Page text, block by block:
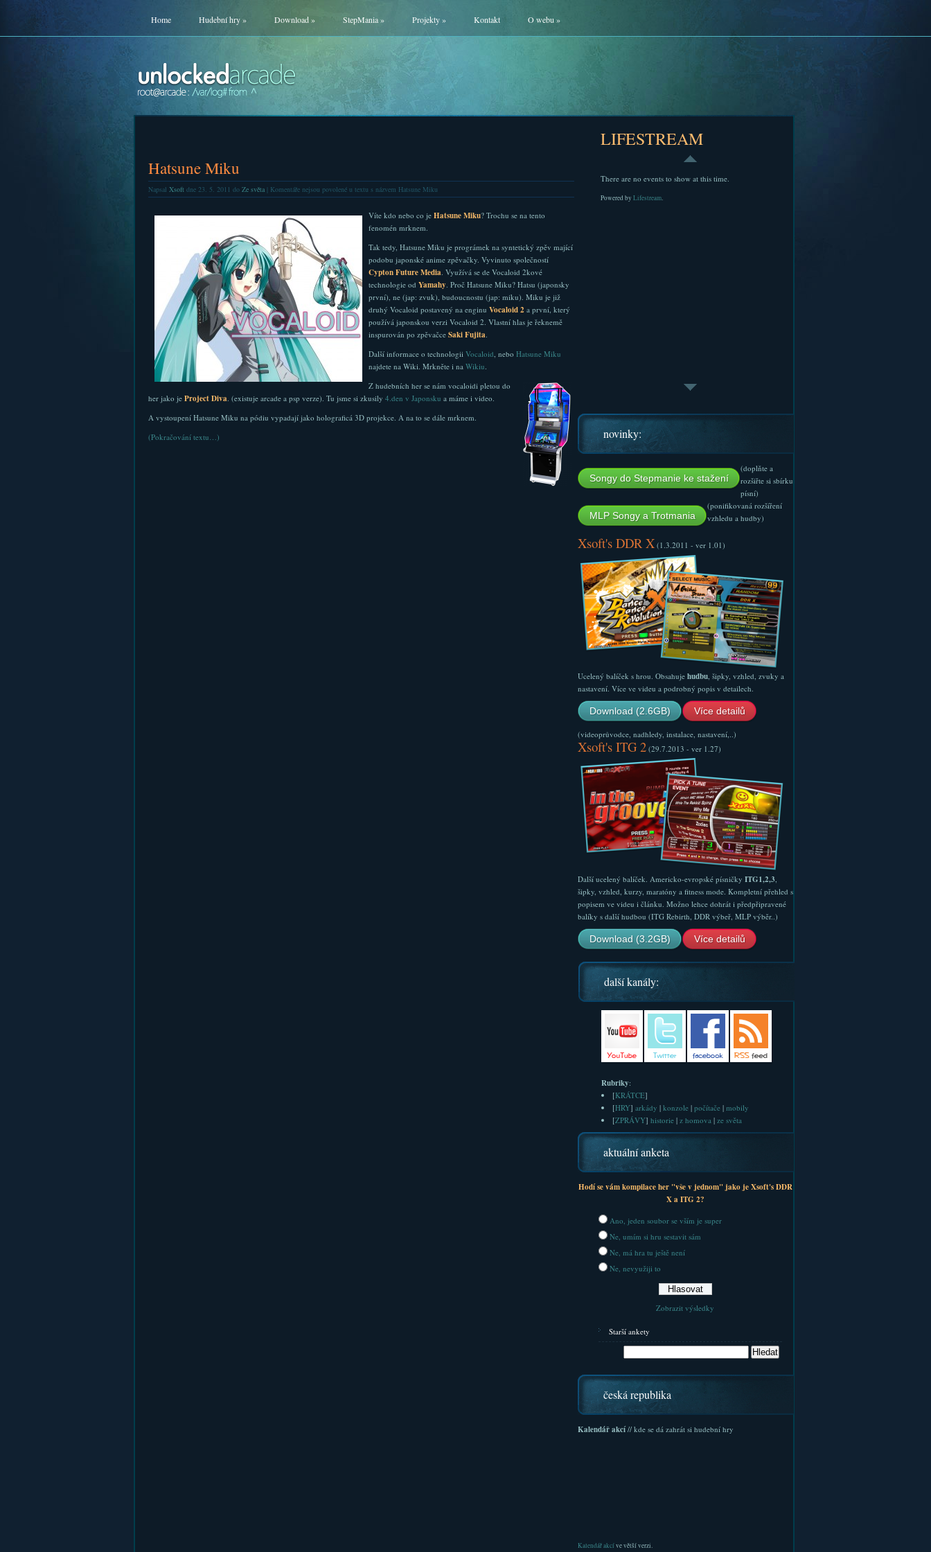
Home Hudební hry» Download» StepMania» Projekty» Kontakt O webu »
Hatsune Miku
Napsal Xsoftdne 23. 5. 2011 do Ze světa| Komentáře nejsou povolenéu textu s názvem Hatsune Miku
Víte kdo nebo co je Hatsune Miku? Trochu se na tento
fenomén mrknem.
Tak tedy, Hatsune Miku je prográmek na syntetický zpěv mající
podobu japonské anime zpěvačky. Vyvinuto společností
Cypton Future Media. Využívá se de Vocaloid 2kové
technologie od Yamahy. Proč Hatsune Miku? Hatsu (japonsky
první), ne (jap: zvuk), budoucnostu (jap: miku). Miku je již
druhý Vocaloid postavený na enginu Vocaloid 2 a první, který
používá japonskou verzi Vocaloid 2. Vlastní hlas je řeknemě
inspurován po zpěvačce Saki Fujita.
Další informace o technologii Vocaloid, nebo Hatsune Miku
najdete na Wiki. Mrkněte i na Wikiu.
Z hudebních her se nám vocaloidi pletou do
her jako je Project Diva. (existuje arcade a psp verze). Tu jsme si zkusily 4.den v Japonsku a máme i video.
A vystoupení Hatsune Miku na pódiu vypadají jako holograficá 3D projekce. A na to se dále mrknem.
(Pokračování textu…)
LIFESTREAM
There are no events to show at this time.
Powered by Lifestream.
novinky:
Songy do Stepmanie ke stažení
(doplňte a
rozšiřte si sbírku
písní)
MLP Songy a Trotmania
(ponifikovaná rozšíření
vzhledu a hudby)
Xsoft's DDR X(1.3.2011 - ver 1.01)
Ucelený balíček s hrou. Obsahuje hudbu, šipky, vzhled, zvuky a
nastavení. Více ve videu a podrobný popis v detailech.
Download (2.6GB) Více detailů
(videoprůvodce, nadhledy, instalace, nastavení,..)
Xsoft's ITG 2(29.7.2013 - ver 1.27)
Další ucelený balíček. Americko-evropské písničky ITG1,2,3,
šipky, vzhled, kurzy, maratóny a fitness mode. Kompletní přehled s
popisem ve videu i článku. Možno lehce dohrát i předpřipravené
balíky s další hudbou (ITG Rebirth, DDR výbeř, MLP výběr..)
Download (3.2GB) Více detailů
další kanály:
Rubriky:
[KRÁTCE]
[HRY] arkády | konzole| počítače| mobily
[ZPRÁVY] historie| z homova| ze světa
aktuální anketa
Hodí se vám kompilace her "vše v jednom" jako je Xsoft's DDR
X a ITG 2?
Ano, jeden soubor se vším je super
Ne, umím si hru sestavit sám
Ne, má hra tu ještě není
Ne, nevyužiji to
Zobrazit výsledky
Starší ankety
česká republika
Kalendář akcí// kde se dá zahrát si hudební hry
Kalendář akcíve větší verzi.